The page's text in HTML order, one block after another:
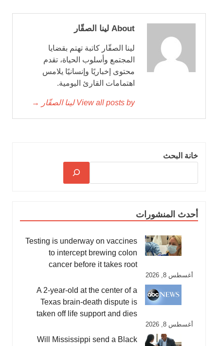
About لينا الصقّار
لينا الصقّار كاتبة تهتم بقضايا
المجتمع وأسلوب الحياة، تقدم
محتوى إخباريًا وإنسانيًا يلامس
اهتمامات القارئ اليومية.
View all posts by لينا الصقّار →
خانة البحث
أحدث المنشورات
Testing is underway on vaccines
to intercept brewing colon
cancer before it takes root
أغسطس 8, 2026
A 2-year-old at the center of a
Texas brain-death dispute is
taken off life support and dies
أغسطس 8, 2026
Will Mississippi send a Black